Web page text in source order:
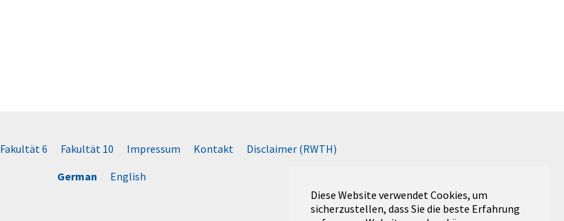
Diese Website verwendet Cookies, um
sicherzustellen, dass Sie die beste Erfahrung
Fakultät 6 Fakultät 10 Impressum Kontakt
Disclaimer (RWTH)
German
English